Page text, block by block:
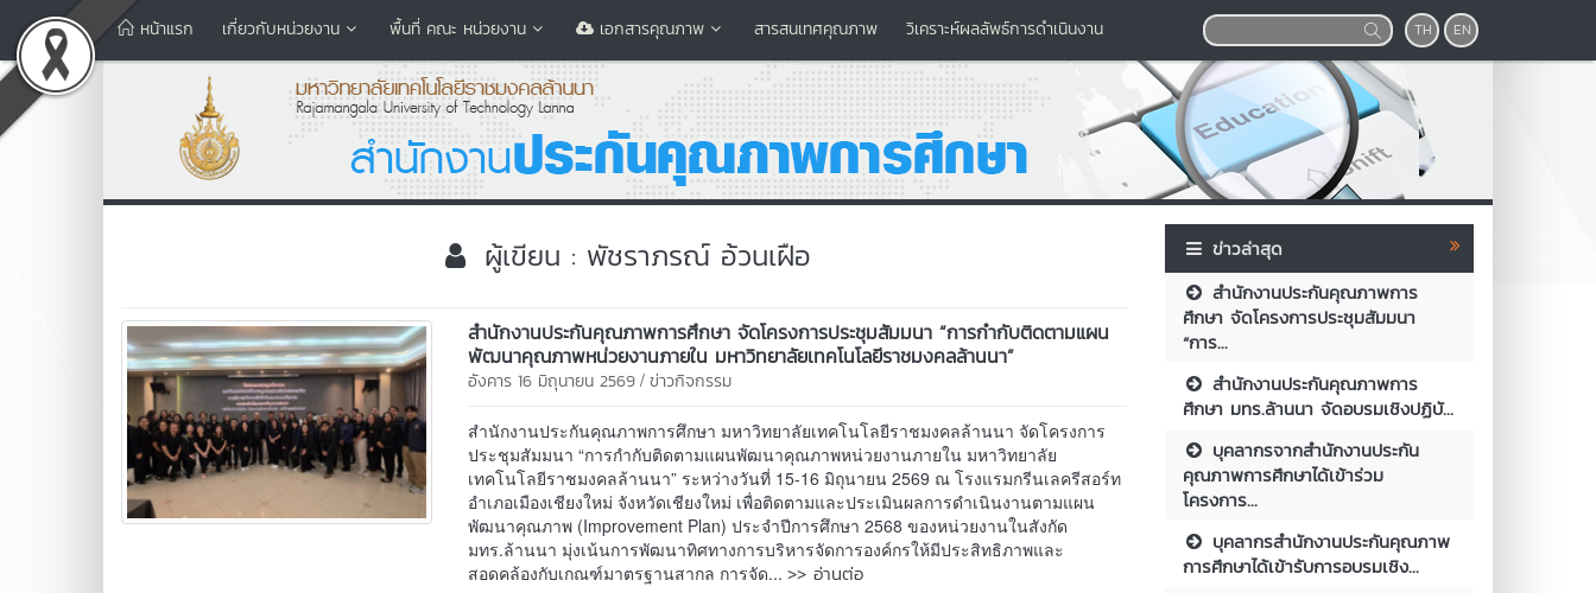
หน้าแรก เกี่ยวกับหน่วยงาน พื้นที่ คณะ หน่วยงาน เอกสารคุณภาพ สารสนเทศคุณภาพ วิเคราะห์ผลลัพธ์การดำเนินงาน TH EN
ผู้เขียน : พัชราภรณ์ อ้วนเฝือ
สำนักงานประกันคุณภาพการศึกษา จัดโครงการประชุมสัมมนา “การกำกับติดตามแผน
พัฒนาคุณภาพหน่วยงานภายใน มหาวิทยาลัยเทคโนโลยีราชมงคลล้านนา”
อังคาร 16 มิถุนายน 2569 /ข่าวกิจกรรม
สำนักงานประกันคุณภาพการศึกษา มหาวิทยาลัยเทคโนโลยีราชมงคลล้านนา จัดโครงการ
ประชุมสัมมนา “การกำกับติดตามแผนพัฒนาคุณภาพหน่วยงานภายใน มหาวิทยาลัย
เทคโนโลยีราชมงคลล้านนา” ระหว่างวันที่ 15-16 มิถุนายน 2569 ณ โรงแรมกรีนเลครีสอร์ท
อำเภอเมืองเชียงใหม่ จังหวัดเชียงใหม่ เพื่อติดตามและประเมินผลการดำเนินงานตามแผน
พัฒนาคุณภาพ (Improvement Plan) ประจำปีการศึกษา 2568 ของหน่วยงานในสังกัด
มทร.ล้านนา มุ่งเน้นการพัฒนาทิศทางการบริหารจัดการองค์กรให้มีประสิทธิภาพและ
สอดคล้องกับเกณฑ์มาตรฐานสากล การจัด...>> อ่านต่อ
ข่าวล่าสุด
สำนักงานประกันคุณภาพการ
ศึกษา จัดโครงการประชุมสัมมนา
“การ...
สำนักงานประกันคุณภาพการ
ศึกษา มทร.ล้านนา จัดอบรมเชิงปฏิบั...
บุคลากรจากสำนักงานประกัน
คุณภาพการศึกษาได้เข้าร่วม
โครงการ...
บุคลากรสำนักงานประกันคุณภาพ
การศึกษาได้เข้ารับการอบรมเชิง...